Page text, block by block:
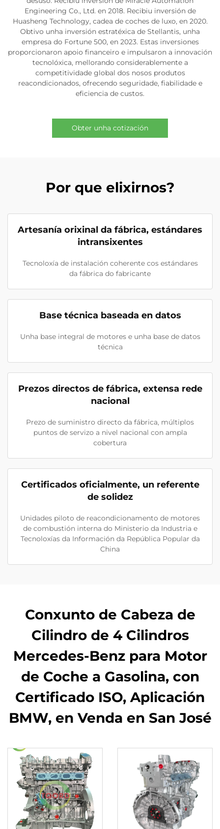
Engineering Co., Ltd. en 2018. Recibiu inversión de
Huasheng Technology, cadea de coches de luxo, en 2020.
Obtivo unha inversión estratéxica de Stellantis, unha
empresa do Fortune 500, en 2023. Estas inversiones
proporcionaron apoio financeiro e impulsaron a innovación
tecnolóxica, mellorando considerablemente a
competitividade global dos nosos produtos
reacondicionados, ofrecendo seguridade, fiabilidade e
eficiencia de custos.
Obter unha cotización
Por que elixirnos?
Artesanía orixinal da fábrica, estándares
intransixentes
Tecnoloxía de instalación coherente cos estándares
da fábrica do fabricante
Base técnica baseada en datos
Unha base integral de motores e unha base de datos
técnica
Prezos directos de fábrica, extensa rede
nacional
Prezo de suministro directo da fábrica, múltiplos
puntos de servizo a nivel nacional con ampla
cobertura
Certificados oficialmente, un referente
de solidez
Unidades piloto de reacondicionamento de motores
de combustión interna do Ministerio da Industria e
Tecnoloxías da Información da República Popular da
China
Conxunto de Cabeza de
Cilindro de 4 Cilindros
Mercedes-Benz para Motor
de Coche a Gasolina, con
Certificado ISO, Aplicación
BMW, en Venda en San José